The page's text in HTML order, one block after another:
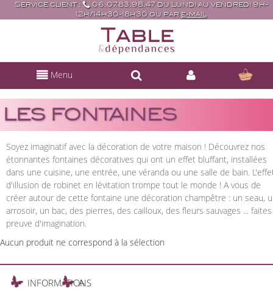
Service client :
06.07.83.98.47 du Lundi au vendredi 9h-
12h/14h30-18h30 ou par e-mail
Menu
LES FONTAINES
Soyez imaginatif avec la décoration de votre maison ! Découvrez nos
étonnantes fontaines décoratives qui ont un effet bluffant, installées
dans une cuisine, une entrée, une véranda ou une salle de bain.
d'illusion de robinet en lévitation trompe tout le monde ! A vous de
créer autour de cette fontaine une décoration champêtre : un seau,
arrosoir, un bac, des pierres, des cailloux, des fleurs sauvages ... faites
preuve d'imagination.
Aucun produit ne correspond à la sélection
INFORMATIONS
A